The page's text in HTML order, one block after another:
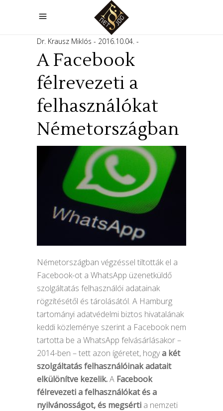
Dr. Krausz Miklós 2016.10.04.
A Facebook
félrevezeti a
felhasználókat
Németországban
Németországban végzéssel tiltották el a
Facebook-ot a WhatsApp üzenetküldő
szolgáltatás felhasználói adatainak
rögzítésétől és tárolásától. A Hamburg
tartományi adatvédelmi biztos hivatalának
keddi közleménye szerint a Facebook nem
tartotta be a WhatsApp felvásárlásakor –
2014-ben – tett azon ígéretet, hogya két
szolgáltatás felhasználóinak adatait
elkülönítve kezelik.A Facebook
félrevezeti a felhasználókat és a
nyilvánosságot, és megsérti a nemzeti